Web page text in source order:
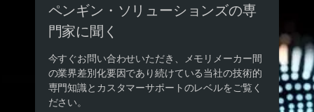
ペンギン・ソリューションズの専
門家に聞く
今すぐお問い合わせいただき、メモリメーカー間
の業界差別化要因であり続けている当社の技術的
専門知識とカスタマーサポートのレベルをご覧く
ださい。